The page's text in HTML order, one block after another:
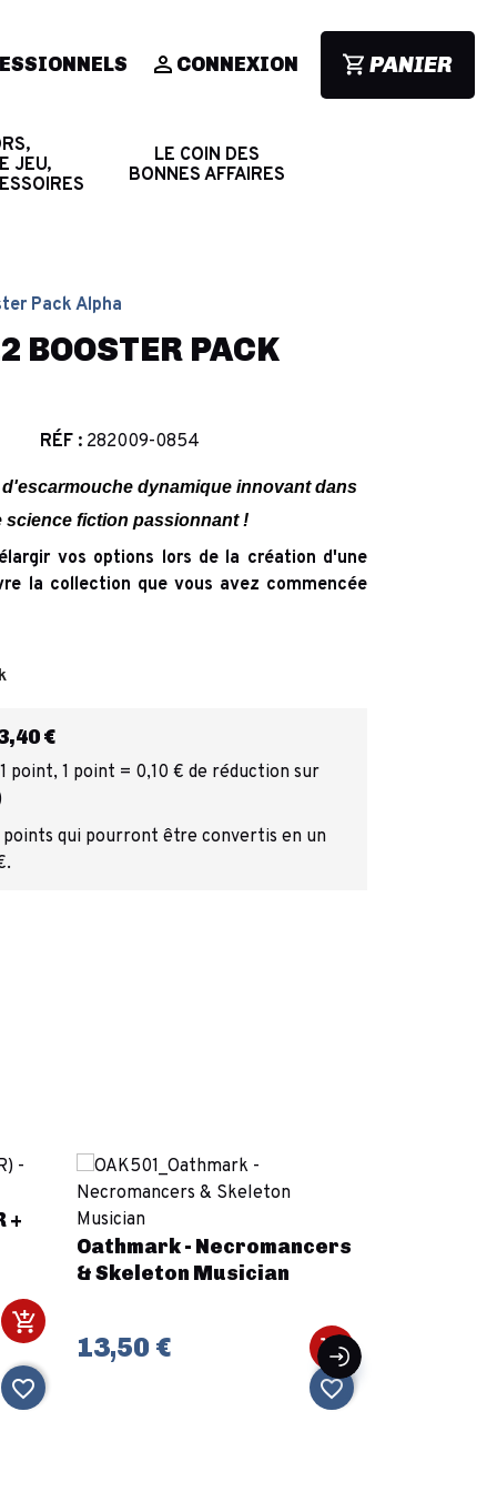
CONNEXION PANIER
JEU,
LE COIN DES
BONNES AFFAIRES
Pack Alpha
BOOSTER PACK
RÉF : 282009-0854
dynamique innovant dans
science fiction passionnant !
vos options lors de la création d'une
la collection que vous avez commencée
€
point, 1 point = 0,10 € de réduction sur
qui pourront être convertis en un
+
favorite_border
Oathmark - Necromancers
& Skeleton Musician
13,50 €
favorite_border